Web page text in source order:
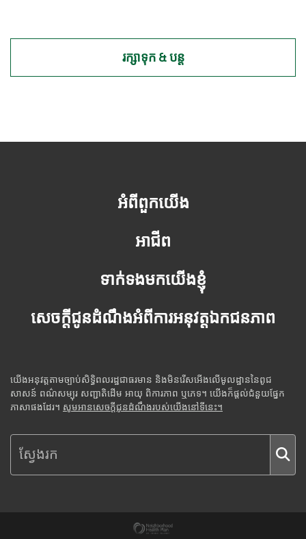
ទេ?
រក្សាទុក & បន្ត
អំពីពួកយើង
អាជីព
ទាក់ទងមកយើងខ្ញុំ
សេចក្តីជូនដំណឹងអំពីការអនុវត្តឯកជនភាព
យើងអនុវត្តតាមច្បាប់សិទ្ធិពលរដ្ឋជាធរមាន និងមិនរើសអើងលើមូលដ្ឋាននៃពូជ
សាសន៍ ពណ៌សម្បុរ សញ្ជាតិដើម អាយុ ពិការភាព ឬភេទ។ យើងក៏ផ្តល់ជំនួយផ្នែក
ភាសាផងដែរ។ សូមអានសេចក្តីជូនដំណឹងរបស់យើងនៅទីនេះ។